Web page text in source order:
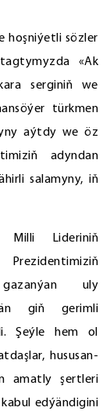
hoşniýetli sözler
«Ak
serginiň we
türkmen
aýtdy we öz
adyndan
salamyny, iň
Milli Lideriniň
gazanýan uly
giň gerimli
Şeýle hem ol
hususan-
amatly şertleri
edýändigini